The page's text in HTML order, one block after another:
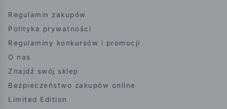
Regulamin zakupów
Polityka prywatności
Regulaminy konkursów i promocji
O nas
Znajdź swój sklep
Bezpieczeństwo zakupów online
Limited Edition